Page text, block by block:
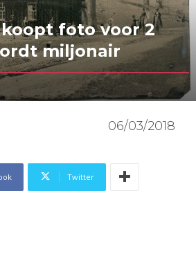
foto voor 2
miljonair
06/03/2018
Twitter